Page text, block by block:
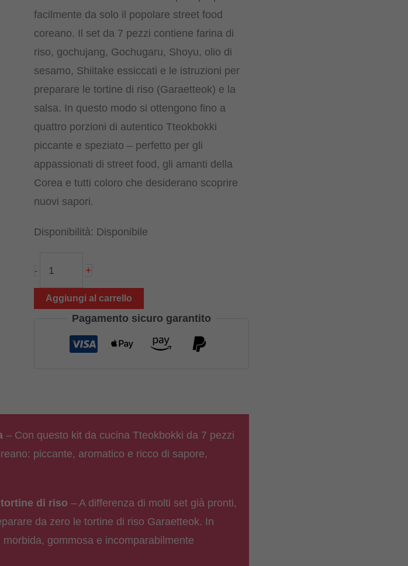
facilmente da solo il popolare street food
coreano. Il set da 7 pezzi contiene farina di
riso, gochujang, Gochugaru, Shoyu, olio di
sesamo, Shiitake essiccati e le istruzioni per
preparare le tortine di riso (Garaetteok) e la
salsa. In questo modo si ottengono fino a
quattro porzioni di autentico Tteokbokki
piccante e speziato – perfetto per gli
appassionati di street food, gli amanti della
Corea e tutti coloro che desiderano scoprire
nuovi sapori.
Disponibilità: Disponibile
-
cucina
Tteokbokki
coreani
piccanti
+
Aggiungi al carrello
Pagamento sicuro garantito
– Con questo kit da cucina Tteokbokki da 7 pezzi
piccante, aromatico e ricco di sapore,
di riso – A differenza di molti set già pronti,
da zero le tortine di riso Garaetteok. In
gommosa e incomparabilmente